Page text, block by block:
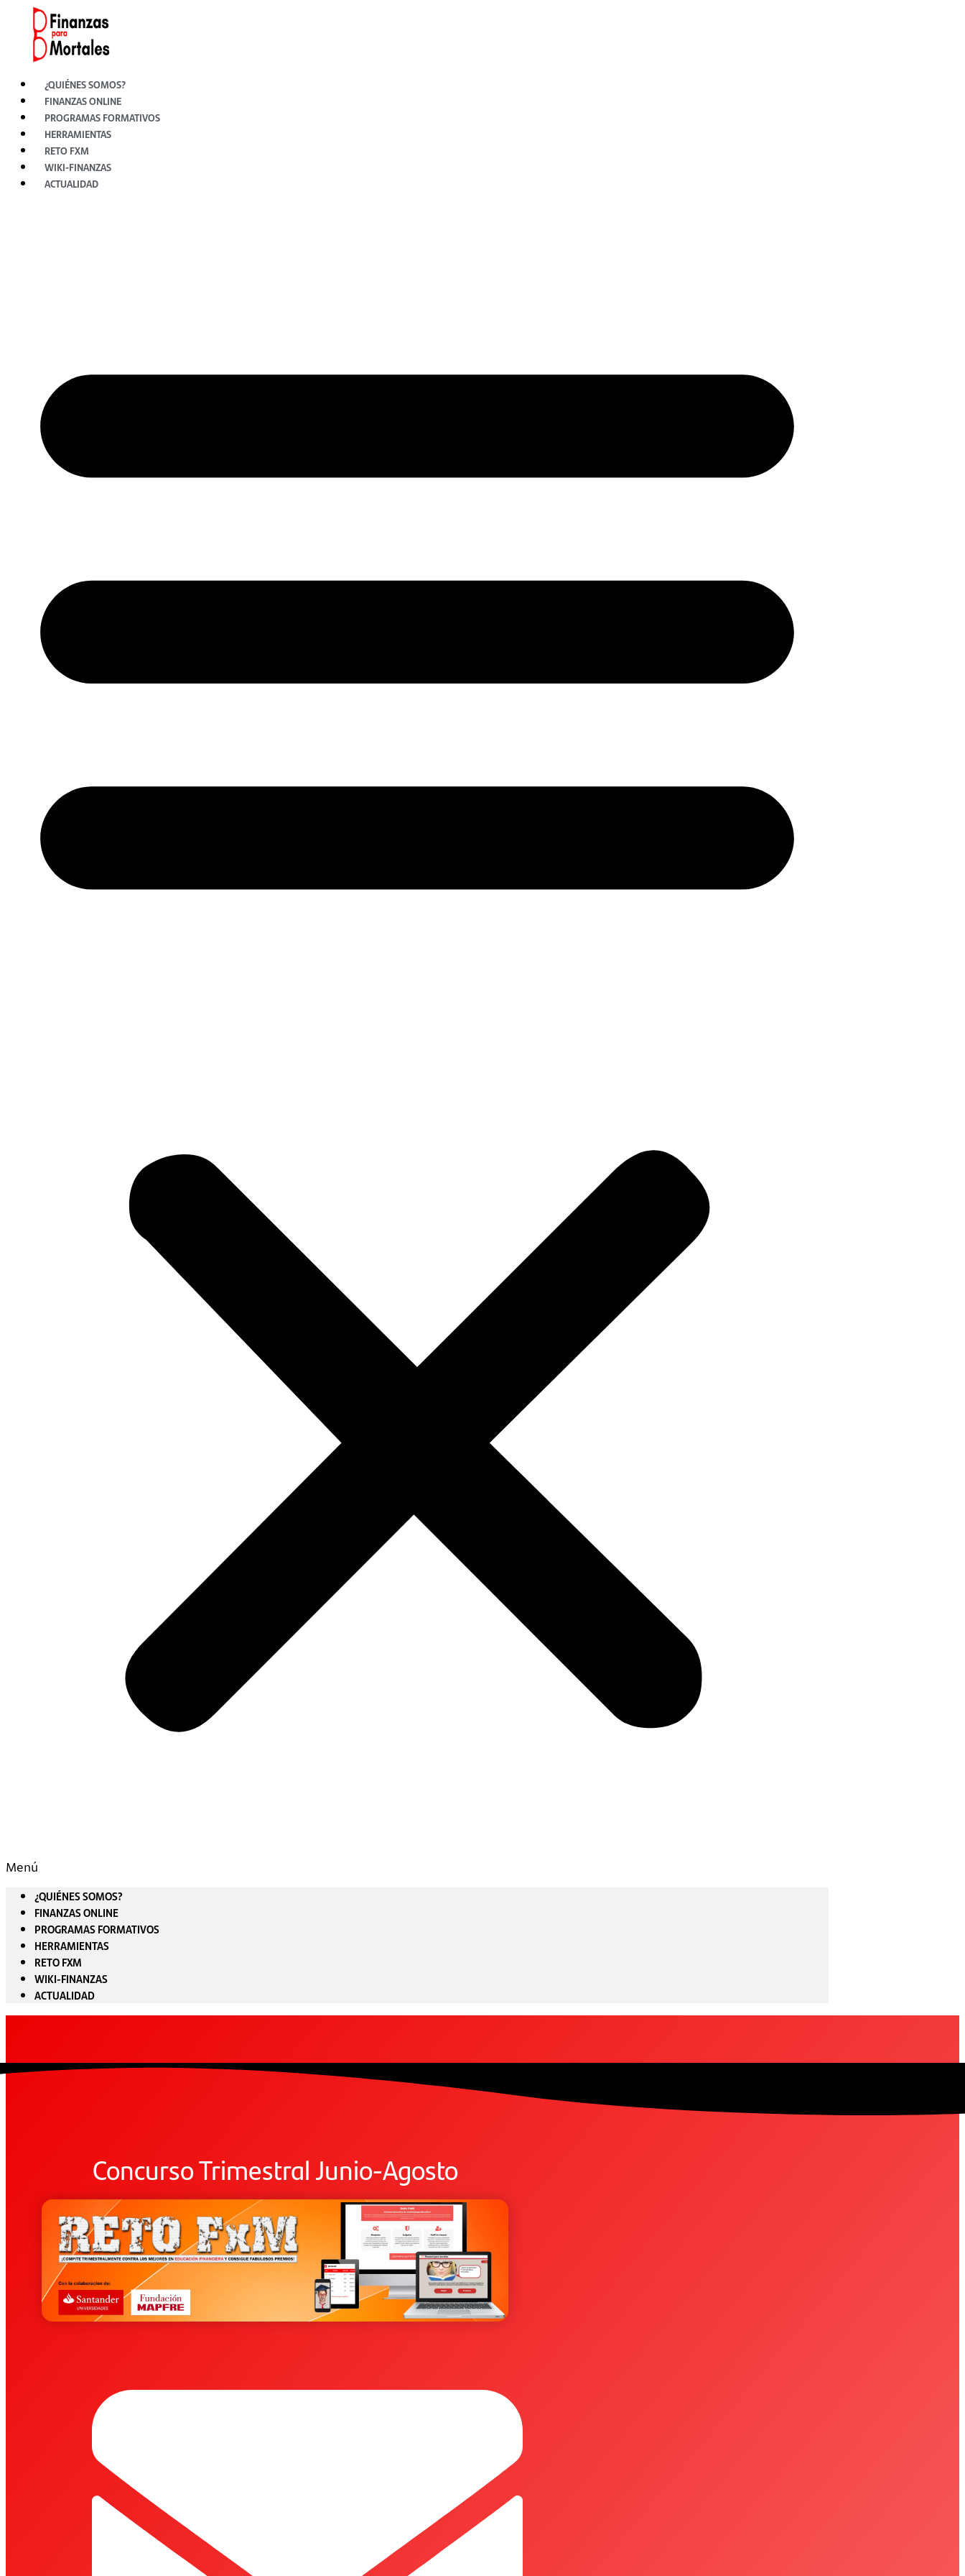
contenido
¿QUIÉNES SOMOS?
FINANZAS ONLINE
PROGRAMAS FORMATIVOS
HERRAMIENTAS
RETO FXM
WIKI-FINANZAS
ACTUALIDAD
Menú
¿QUIÉNES SOMOS?
FINANZAS ONLINE
PROGRAMAS FORMATIVOS
HERRAMIENTAS
RETO FXM
WIKI-FINANZAS
ACTUALIDAD
Concurso Trimestral Junio-Agosto